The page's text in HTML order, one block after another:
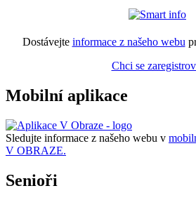
Dostávejte informace z našeho webu
Chci se
Mobilní aplikace
Sledujte informace z našeho webu v
V OBRAZE.
Senioři